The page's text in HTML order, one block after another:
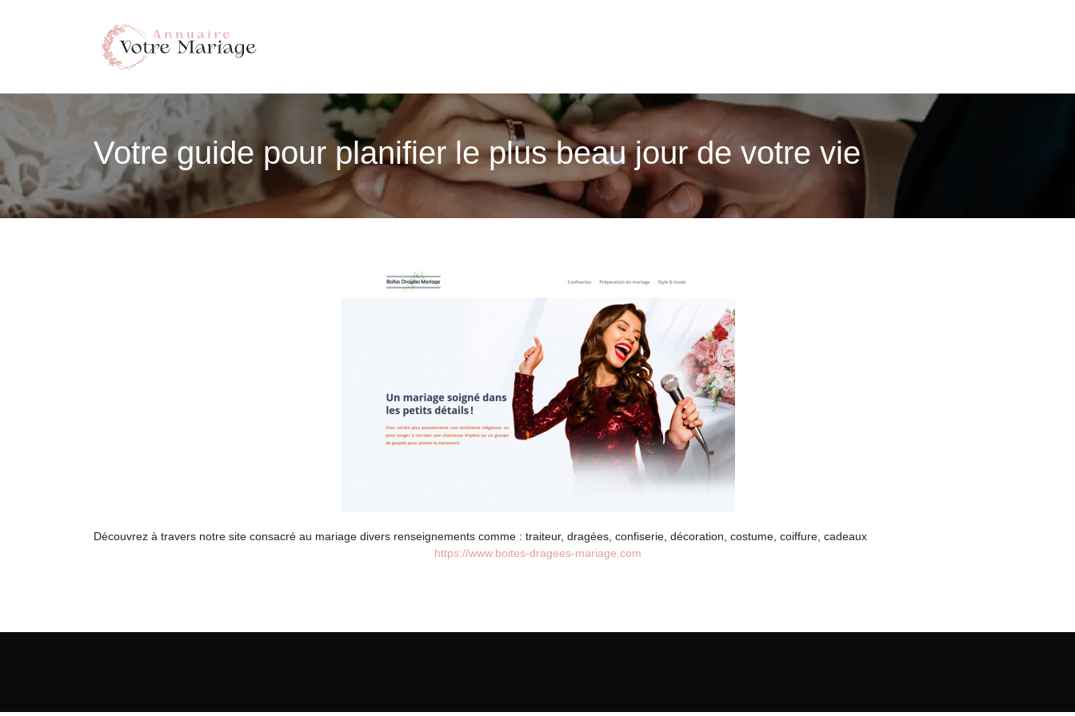
Votre guide pour planifier le plus beau jour de votre vie
Découvrez à travers notre site consacré au mariage divers renseignements comme : traiteur, dragées, confiserie, décoration, costume, coiffure, cadeaux
https://www.boites-dragees-mariage.com